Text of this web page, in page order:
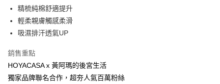
2.付款方式選擇「大哥付你分期」，訂單成立後會自動跳轉到大哥付的交易
成交易。
3.實際核准額度、可分期數及費用金額請依後續交易確認頁面所載為準。
消。如遇「轉專審核」未通過狀況，表示未達大哥付你分期系統評分，恕無
法說明評估內容。
【繳款方式說明】
1.分期款項不併入電信帳單，「大哥付你分期」於每月結算日後寄送繳費提
相關說明
【關於「AFTEE先享後付」】
便利好安心！
２．便利：只要手機號碼，簡訊認證，即可結帳。
３．安心：先確認商品／服務後，再付款。
【「AFTEE先享後付」結帳流程】
ATM付款
運送方式
精梳純棉舒適提升
輕柔親膚觸感柔滑
吸濕排汗透氣UP
銷售重點
HOYACASA x 黃阿瑪的後宮生活
獨家品牌聯名合作，超夯人氣百萬粉絲